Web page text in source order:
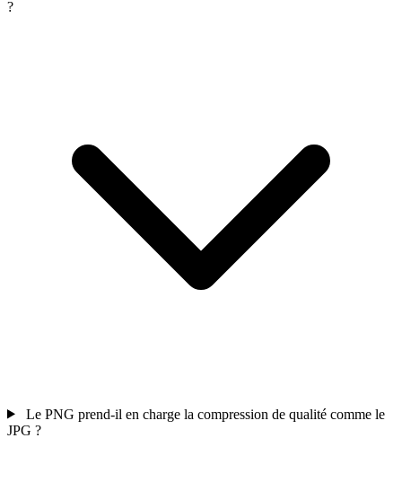
?
Le PNG prend-il en charge la compression de qualité comme le
JPG ?